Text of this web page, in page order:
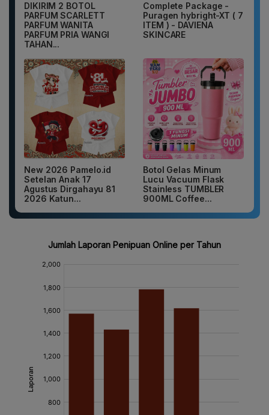
DIKIRIM 2 BOTOL
PARFUM SCARLETT
PARFUM WANITA
PARFUM PRIA WANGI
TAHAN...
Complete Package -
Puragen hybright-XT ( 7
ITEM ) - DAVIENA
SKINCARE
New 2026 Pamelo.id
Setelan Anak 17
Agustus Dirgahayu 81
2026 Katun...
Botol Gelas Minum
Lucu Vacuum Flask
Stainless TUMBLER
900ML Coffee...